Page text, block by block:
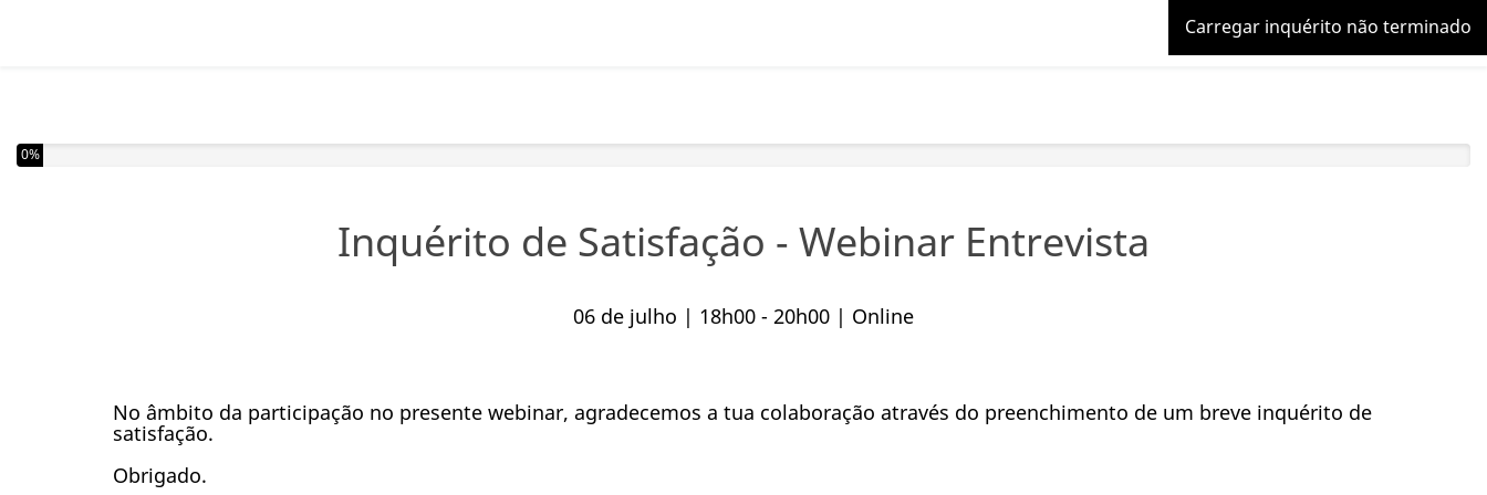
Carregar inquérito não terminado
Completou 0% do inquérito
0%
Inquérito de Satisfação - Webinar Entrevista
06 de julho | 18h00 - 20h00 | Online
No âmbito da participação no presente webinar, agradecemos a tua colaboração através do preenchimento de um breve inquérito de
satisfação.
Obrigado.